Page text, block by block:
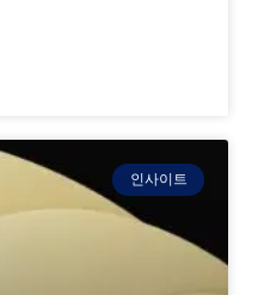
인사이트